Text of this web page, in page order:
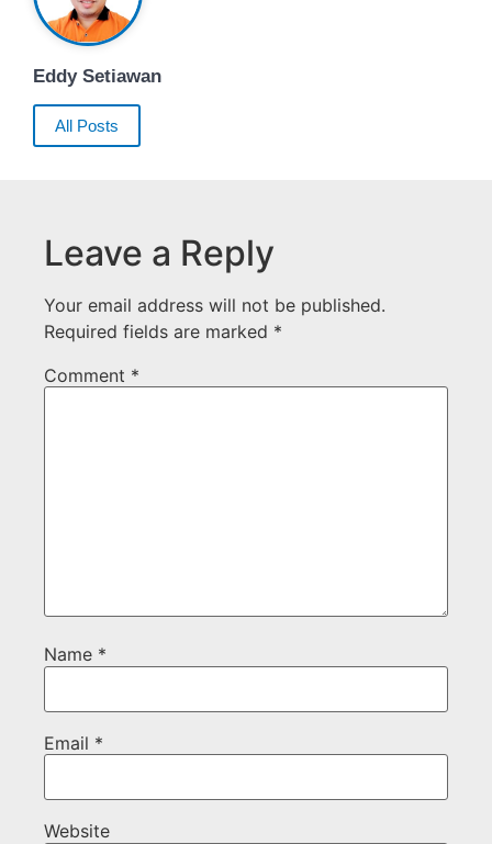
Eddy Setiawan
All Posts
Leave a Reply
Your email address will not be published.
Required fields are marked *
Comment *
Name *
Email *
Website